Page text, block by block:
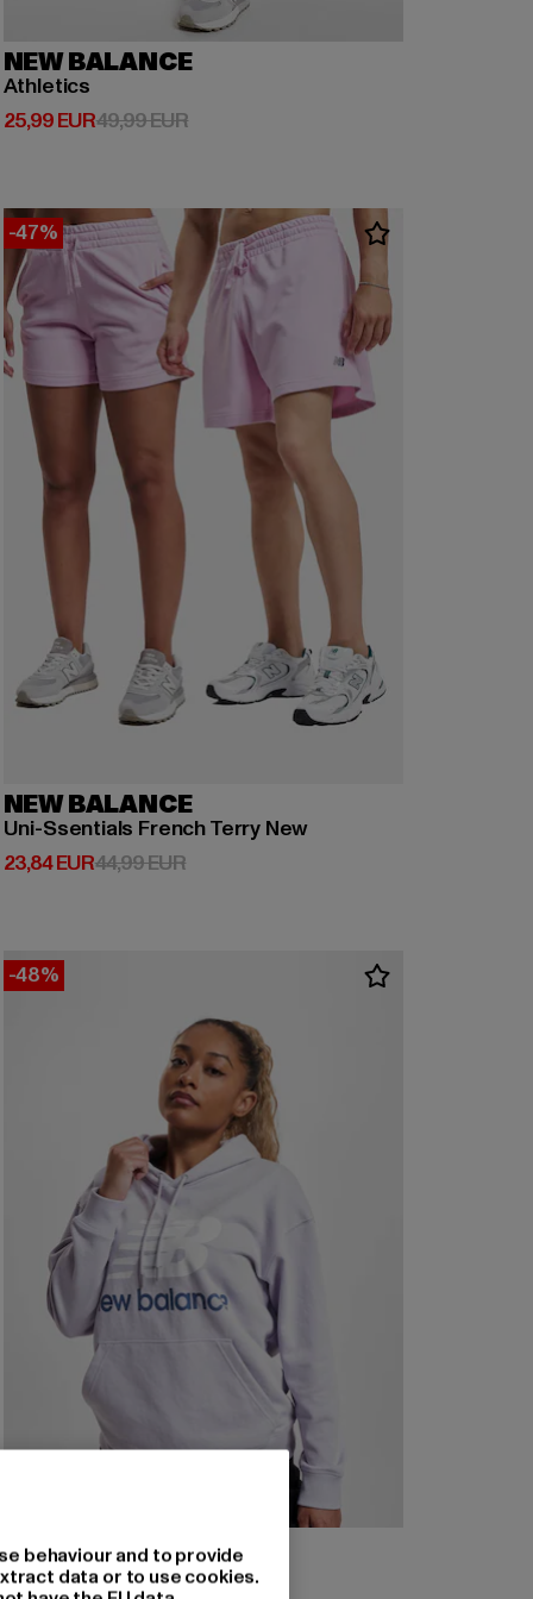
NEW BALANCE
Athletics
25,99 EUR
Derzeitiger Preis: 25,99 EUR
49,99 EURAktionspreis: 49,99 EUR
-47%
NEW BALANCE
Uni-Ssentials French Terry New
23,84 EUR
Derzeitiger Preis: 23,84 EUR
44,99 EURAktionspreis: 44,99 EUR
-48%
NEW BALANCE
Essentials Stacked Logo
behaviour and to provide
data or to use cookies.